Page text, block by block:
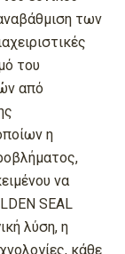
των
του
από
η
να
SEAL
λύση, η
κάθε